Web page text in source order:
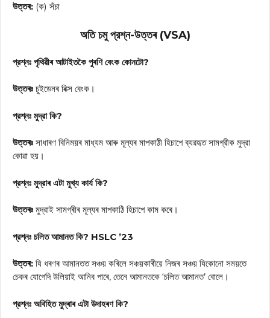
উত্তৰ: (ক) সঁচা
অতি চমু প্রশ্ন-উত্তৰ (VSA)
প্রশ্নঃ পৃথিৱীৰ আটাইতকৈ পুৰণি বেংক কোনটো?
উত্তৰঃ চুইডেনৰ ৰিক্স বেংক।
প্রশ্নঃ মুদ্রা কি?
উত্তৰঃ সাধাৰণ বিনিময়ৰ মাধ্যম আৰু মূল্যৰ মাপকাঠী হিচাপে ব্যৱহৃত সামগ্রীক মুদ্রা
কোৱা হয়।
প্রশ্নঃ মুদ্রাৰ এটা মুখ্য কার্য কি?
উত্তৰঃ মুদ্রাই সামগ্ৰীৰ মূল্যৰ মাপকাঠি হিচাপে কাম কৰে।
প্রশ্নঃ চলিত আমানত কি? HSLC ’23
উত্তৰ: যি ধৰণৰ আমানতত সঞ্চয় কৰিলে সঞ্চয়কাৰীয়ে নিজৰ সঞ্চয় যিকোনো সময়তে
চেকৰ যোগেদি উলিয়াই আনিব পাৰে, তেনে আমানতকে ‘চলিত আমানত’ বোলে।
প্রশ্নঃ অবিহিত মুদ্ৰাৰ এটা উদাহৰণ কি?